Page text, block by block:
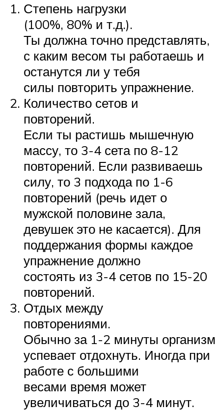
Степень нагрузки
(100%, 80% и т.д.).
Ты должна точно представлять,
с каким весом ты работаешь и
останутся ли у тебя
силы повторить упражнение.
Количество сетов и
повторений.
Если ты растишь мышечную
массу, то 3-4 сета по 8-12
повторений. Если развиваешь
силу, то 3 подхода по 1-6
повторений (речь идет о
мужской половине зала,
девушек это не касается). Для
поддержания формы каждое
упражнение должно
состоять из 3-4 сетов по 15-20
повторений.
Отдых между
повторениями.
Обычно за 1-2 минуты организм
успевает отдохнуть. Иногда при
работе с большими
весами время может
увеличиваться до 3-4 минут.